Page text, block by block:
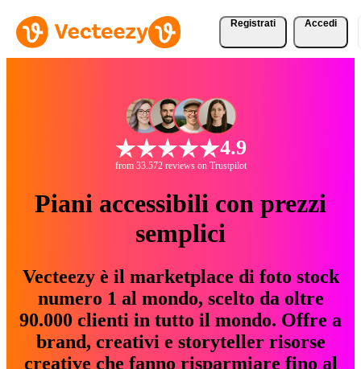
Registrati Accedi
4.9
from 33.572 reviews on Trustpilot
Piani accessibili con prezzi
semplici
Vecteezy è il marketplace di foto stock
numero 1 al mondo, scelto da oltre
90.000 clienti in tutto il mondo. Offre a
brand, creativi e storyteller risorse
creative che fanno risparmiare fino al